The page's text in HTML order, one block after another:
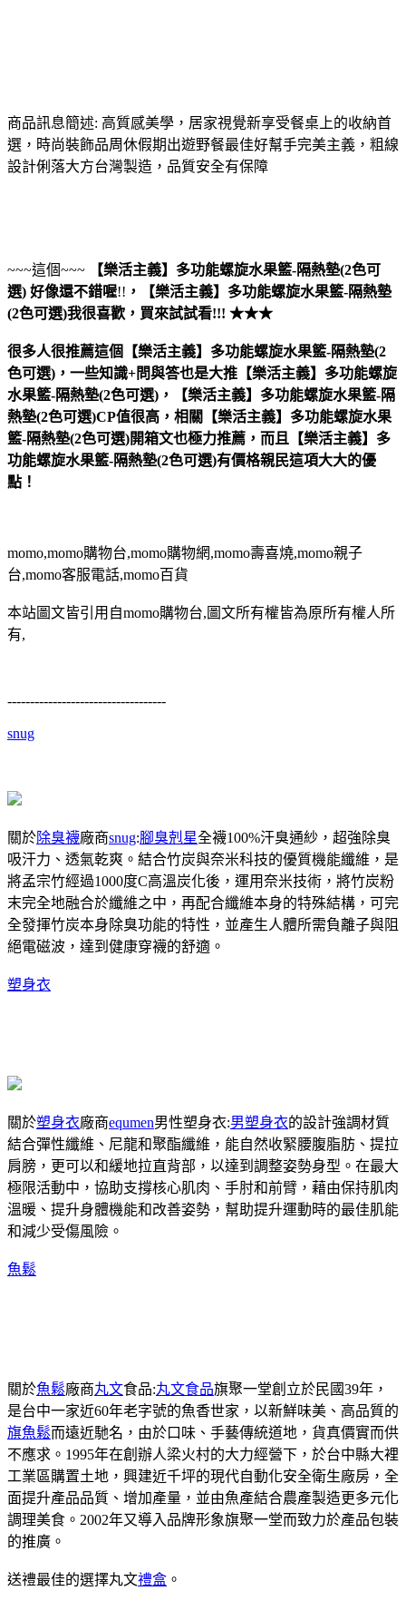
商品訊息簡述: 高質感美學，居家視覺新享受餐桌上的收納首
選，時尚裝飾品周休假期出遊野餐最佳好幫手完美主義，粗線
設計俐落大方台灣製造，品質安全有保障
~~~這個~~~
【樂活主義】多功能螺旋水果籃-隔熱墊(2色可
選) 好像還不錯喔!! ，
【樂活主義】多功能螺旋水果籃-隔熱墊
(2色可選)我很喜歡，買來試試看!!! ★★★
很多人很推薦這個【樂活主義】多功能螺旋水果籃-隔熱墊(2
色可選)，一些知識+問與答也是大推【樂活主義】多功能螺旋
水果籃-隔熱墊(2色可選)，【樂活主義】多功能螺旋水果籃-隔
熱墊(2色可選)CP值很高，相關【樂活主義】多功能螺旋水果
籃-隔熱墊(2色可選)開箱文也極力推薦，而且【樂活主義】多
功能螺旋水果籃-隔熱墊(2色可選)有價格親民這項大大的優
點！
momo,momo購物台,momo購物網,momo壽喜燒,momo親子
台,momo客服電話,momo百貨
本站圖文皆引用自momo購物台,圖文所有權皆為原所有權人所
有,
-----------------------------------
snug
關於除臭襪廠商snug:腳臭剋星全襪100%汗臭通紗，超強除臭
吸汗力、透氣乾爽。結合竹炭與奈米科技的優質機能纖維，是
將孟宗竹經過1000度C高溫炭化後，運用奈米技術，將竹炭粉
末完全地融合於纖維之中，再配合纖維本身的特殊結構，可完
全發揮竹炭本身除臭功能的特性，並產生人體所需負離子與阻
絕電磁波，達到健康穿襪的舒適。
塑身衣
關於塑身衣廠商equmen男性塑身衣:男塑身衣的設計強調材質
結合彈性纖維、尼龍和聚酯纖維，能自然收緊腰腹脂肪、提拉
肩膀，更可以和緩地拉直背部，以達到調整姿勢身型。在最大
極限活動中，協助支撐核心肌肉、手肘和前臂，藉由保持肌肉
溫暖、提升身體機能和改善姿勢，幫助提升運動時的最佳肌能
和減少受傷風險。
魚鬆
關於魚鬆廠商丸文食品:丸文食品旗聚一堂創立於民國39年，
是台中一家近60年老字號的魚香世家，以新鮮味美、高品質的
旗魚鬆而遠近馳名，由於口味、手藝傳統道地，貨真價實而供
不應求。1995年在創辦人梁火村的大力經營下，於台中縣大裡
工業區購置土地，興建近千坪的現代自動化安全衛生廠房，全
面提升產品品質、增加產量，並由魚產結合農產製造更多元化
調理美食。2002年又導入品牌形象旗聚一堂而致力於產品包裝
的推廣。
送禮最佳的選擇丸文禮盒 。